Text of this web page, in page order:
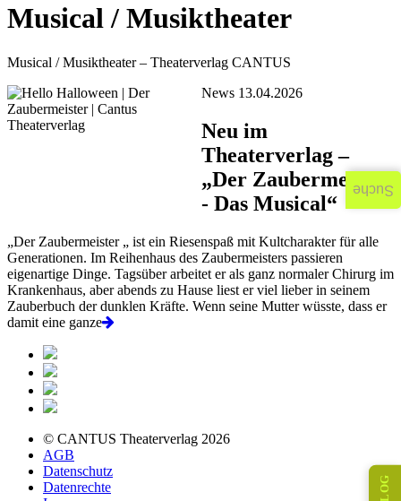
Musical / Musiktheater
Musical / Musiktheater – Theaterverlag CANTUS
News 13.04.2026
Neu im
Theaterverlag –
„Der Zaubermeister
- Das Musical“
„Der Zaubermeister „ ist ein Riesenspaß mit Kultcharakter für alle
Generationen. Im Reihenhaus des Zaubermeisters passieren
eigenartige Dinge. Tagsüber arbeitet er als ganz normaler Chirurg im
Krankenhaus, aber abends zu Hause liest er viel lieber in seinem
Zauberbuch der dunklen Kräfte. Wenn seine Mutter wüsste, dass er
damit eine ganze
© CANTUS Theaterverlag 2026
AGB
Datenschutz
Datenrechte
Suche